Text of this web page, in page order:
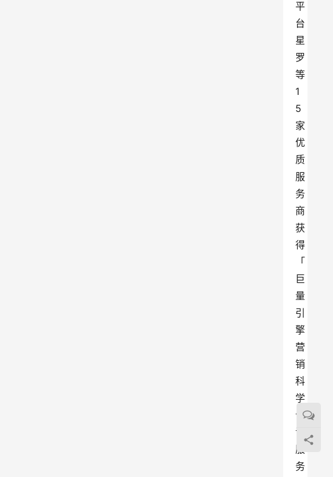
平
台
星
罗
等
1
5
家
优
质
服
务
商
获
得
「
巨
量
引
擎
营
销
科
学
认
证
服
务